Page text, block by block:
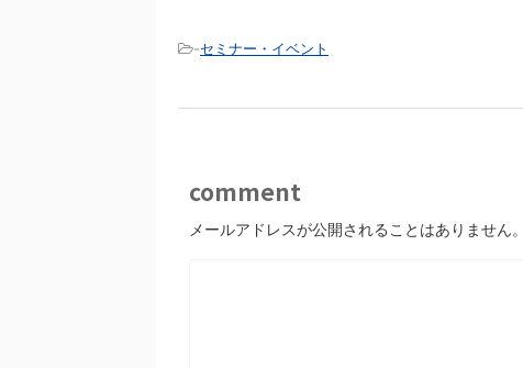
-セミナー・イベント
comment
メールアドレスが公開されることはありません。